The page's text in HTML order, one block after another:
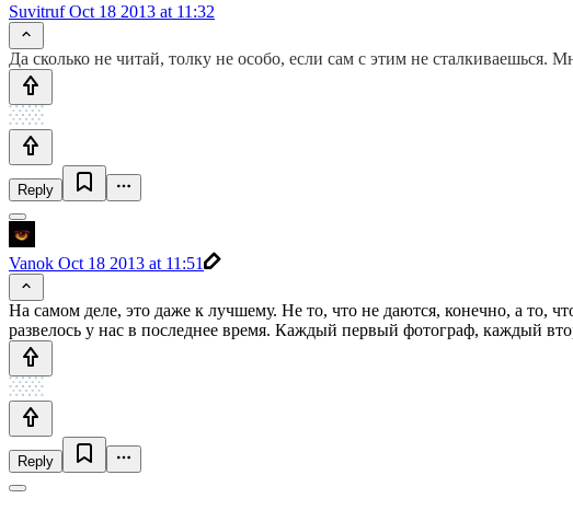
SuvitrufOct 18 2013 at 11:32
Да сколько не читай, толку не особо, если сам с этим не
Reply
Vanok Oct 18 2013 at 11:51
На самом деле, это даже к лучшему. Не то, что не даются, конечно, а то,
развелось у нас в последнее время. Каждый первый фотограф, каждый
Reply